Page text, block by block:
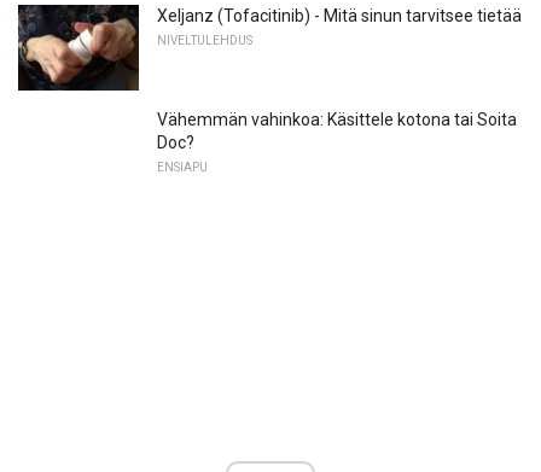
Xeljanz (Tofacitinib) - Mitä sinun tarvitsee tietää
NIVELTULEHDUS
Vähemmän vahinkoa: Käsittele kotona tai Soita
Doc?
ENSIAPU